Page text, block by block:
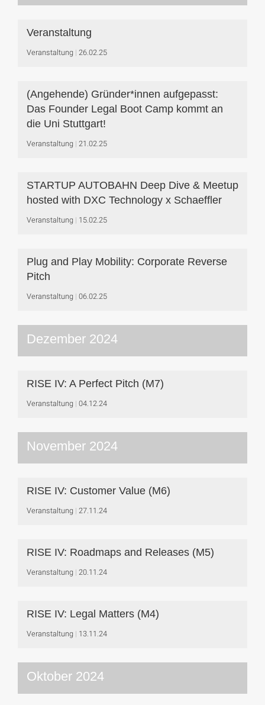
Veranstaltung
Veranstaltung 26.02.25
(Angehende) Gründer*innen aufgepasst:
Das Founder Legal Boot Camp kommt an
die Uni Stuttgart!
Veranstaltung 21.02.25
STARTUP AUTOBAHN Deep Dive & Meetup
hosted with DXC Technology x Schaeffler
Veranstaltung 15.02.25
Plug and Play Mobility: Corporate Reverse
Pitch
Veranstaltung 06.02.25
Dezember 2024
RISE IV: A Perfect Pitch (M7)
Veranstaltung 04.12.24
November 2024
RISE IV: Customer Value (M6)
Veranstaltung 27.11.24
RISE IV: Roadmaps and Releases (M5)
Veranstaltung 20.11.24
RISE IV: Legal Matters (M4)
Veranstaltung 13.11.24
Oktober 2024